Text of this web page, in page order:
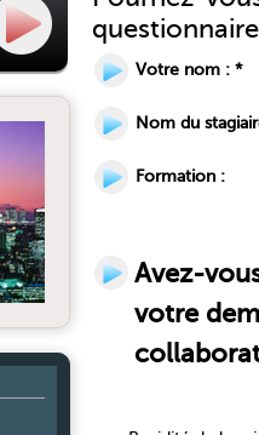
Votre nom : *
Nom du
Formation :
Avez-
votre